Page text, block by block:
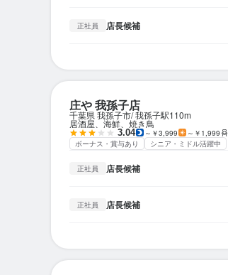
正社員 店長候補
庄や 我孫子店
千葉県 我孫子市 我孫子駅110m
居酒屋、海鮮、焼き鳥
3.04 ～￥3,999 ～￥1,999
ボーナス・賞与あり
シニア・ミドル活躍中
正社員 店長候補
正社員 店長候補